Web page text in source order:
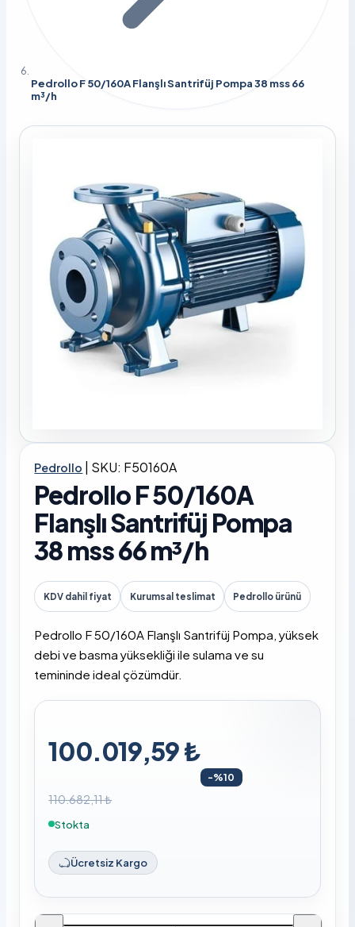
Pedrollo F 50/160A Flanşlı Santrifüj Pompa 38 mss 66
m³/h
Pedrollo | SKU: F50160A
Pedrollo F 50/160A
Flanşlı Santrifüj Pompa
38 mss 66 m³/h
KDV dahil fiyat Kurumsal teslimat Pedrollo ürünü
Pedrollo F 50/160A Flanşlı Santrifüj Pompa, yüksek
debi ve basma yüksekliği ile sulama ve su
temininde ideal çözümdür.
100.019,59 ₺
-%10
110.682,11 ₺
Stokta
Ücretsiz Kargo